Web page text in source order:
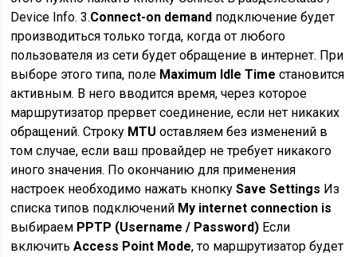
Device Info. 3.Connect-on demand подключение будет
производиться только тогда, когда от любого
пользователя из сети будет обращение в интернет. При
выборе этого типа, поле Maximum Idle Time становится
активным. В него вводится время, через которое
маршрутизатор прервет соединение, если нет никаких
обращений. Строку MTU оставляем без изменений в
том случае, если ваш провайдер не требует никакого
иного значения. По окончанию для применения
настроек необходимо нажать кнопкуSave Settings Из
списка типов подключений My internet connection is
выбираем PPTP (Username / Password) Если
включитьAccess Point Mode, то маршрутизатор будет